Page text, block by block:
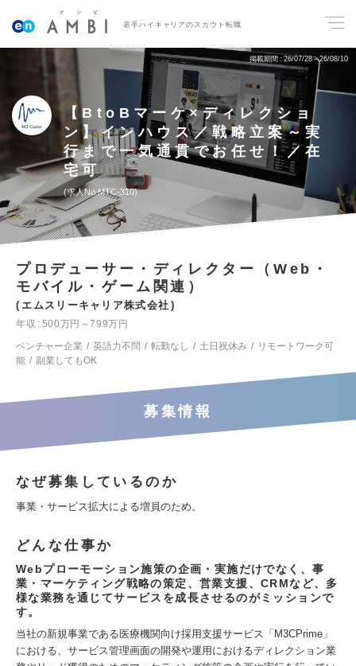
若手ハイキャリアのスカウト転職
掲載期間 26/07/28～26/08/10
【BtoBマーケ×ディレクショ
ン】インハウス／戦略立案～実
行まで一気通貫でお任せ！／在
宅可
求人No.MTC-310
プロデューサー・ディレクター（Web・
モバイル・ゲーム関連）
エムスリーキャリア株式会社
年収
500万円～799万円
ベンチャー企業
英語力不問 転勤なし 土日祝休み
リモートワーク可
能
副業してもOK
募集情報
なぜ募集しているのか
事業・サービス拡大による増員のため。
どんな仕事か
Webプローモーション施策の企画・実施だけでなく、事
業・マーケティング戦略の策定、営業支援、CRMなど、多
様な業務を通じてサービスを成長させるのがミッションで
す。
当社の新規事業である医療機関向け採用支援サービス「M3CPrime」
における、サービス管理画面の開発や運用におけるディレクション業